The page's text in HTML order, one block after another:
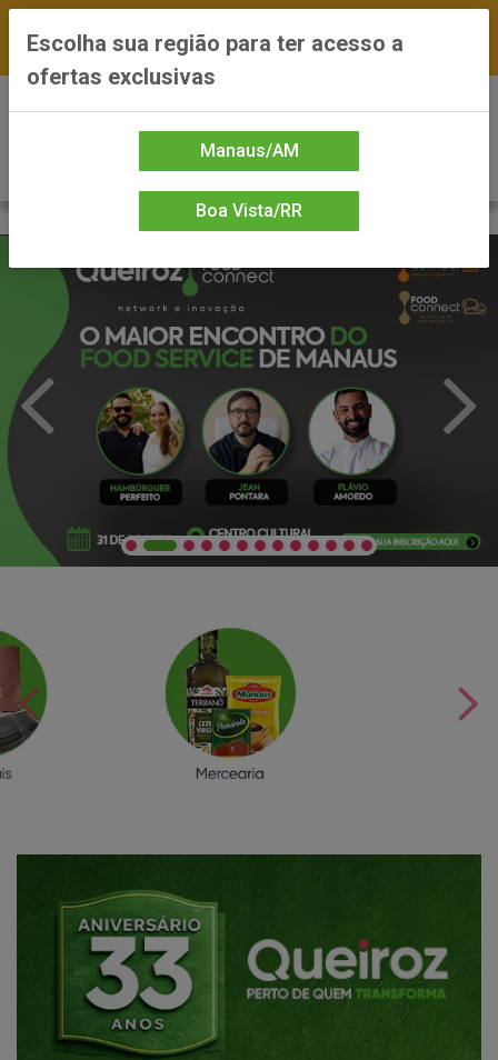
*Preços exclusivos do site — Entrega em até 24h
Escolha sua região para ter acesso a
ofertas exclusivas
Manaus/AM
Boa Vista/RR